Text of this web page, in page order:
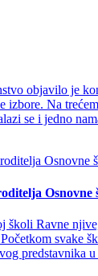
objavilo je
izbore. Na
se i jedno
Osnovne
školi Ravne
svake
predstavnika